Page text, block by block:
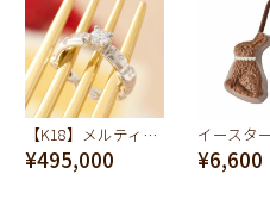
【K18】メルティーチョコレートダイヤモンド リング【オーダージュエリー】【受注予約】
¥495,000 ¥6,600